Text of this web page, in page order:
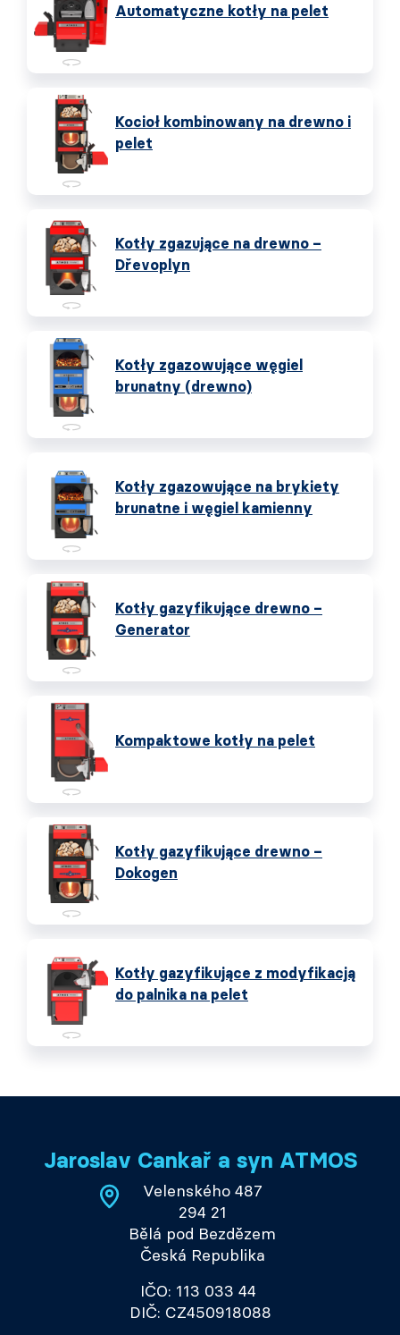
Automatyczne kotły na pelet
Kocioł kombinowany na drewno i
pelet
Kotły zgazujące na drewno –
Dřevoplyn
Kotły zgazowujące węgiel
brunatny (drewno)
Kotły zgazowujące na brykiety
brunatne i węgiel kamienny
Kotły gazyfikujące drewno –
Generator
Kompaktowe kotły na pelet
Kotły gazyfikujące drewno –
Dokogen
Kotły gazyfikujące z modyfikacją
do palnika na pelet
Jaroslav Cankař a syn ATMOS
Velenského 487
294 21
Bělá pod Bezdězem
Česká Republika
IČO: 113 033 44
DIČ: CZ450918088